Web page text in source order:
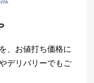
、お値打ち価格に
デリバリーでもご